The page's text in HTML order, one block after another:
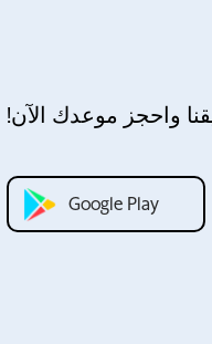
واحجز موعدك الآن!
Google Play